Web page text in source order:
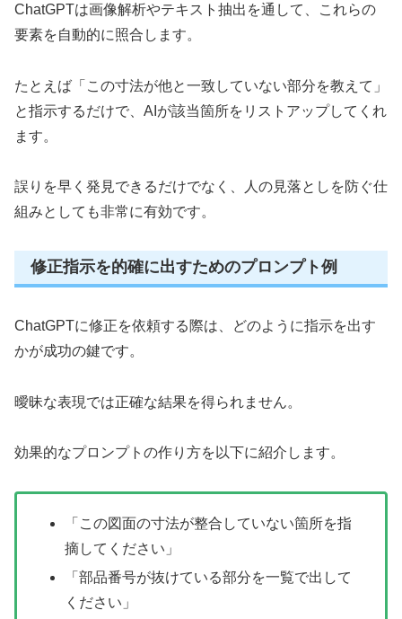
ChatGPTは画像解析やテキスト抽出を通して、これらの
要素を自動的に照合します。
たとえば「この寸法が他と一致していない部分を教えて」
と指示するだけで、AIが該当箇所をリストアップしてくれ
ます。
誤りを早く発見できるだけでなく、人の見落としを防ぐ仕
組みとしても非常に有効です。
修正指示を的確に出すためのプロンプト例
ChatGPTに修正を依頼する際は、どのように指示を出す
かが成功の鍵です。
曖昧な表現では正確な結果を得られません。
効果的なプロンプトの作り方を以下に紹介します。
「この図面の寸法が整合していない箇所を指
摘してください」
「部品番号が抜けている部分を一覧で出して
ください」